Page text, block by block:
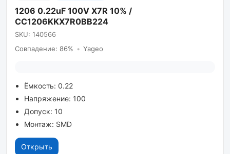
1206 0.22uF 100V X7R 10% /
CC1206KKX7R0BB224
SKU: 140566
Совпадение: 86% • Yageo
Ёмкость: 0.22
Напряжение: 100
Допуск: 10
Монтаж: SMD
Открыть